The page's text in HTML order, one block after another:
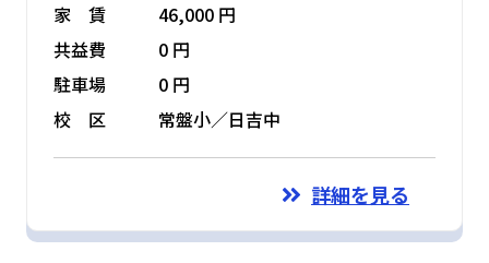
家 賃
46,000 円
共益費
0 円
駐車場
0 円
校 区
常盤小／日吉中
詳細を見る